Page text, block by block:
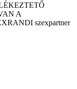
A
szexpartner